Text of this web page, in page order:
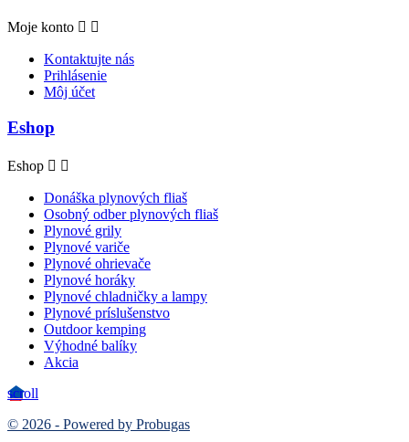
Moje konto  
Kontaktujte nás
Prihlásenie
Môj účet
Eshop
Eshop  
Donáška plynových fliaš
Osobný odber plynových fliaš
Plynové grily
Plynové variče
Plynové ohrievače
Plynové horáky
Plynové chladničky a lampy
Plynové príslušenstvo
Outdoor kemping
Výhodné balíky
Akcia
scroll
© 2026 - Powered by Probugas